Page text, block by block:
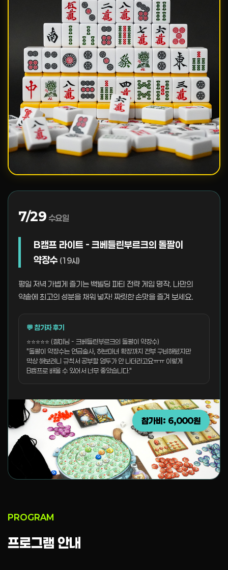
7/29 수요일
B캠프 라이트 - 크베들린부르크의 돌팔이
약장수 (19시)
평일 저녁 가볍게 즐기는 백빌딩 파티 전략 게임 명작. 나만의
약솥에 최고의 성분을 채워 넣자! 짜릿한 손맛을 즐겨 보세요.
💬 참가자 후기
⭐⭐⭐⭐⭐ (절미님 - 크베들린부르크의 돌팔이 약장수)
"돌팔이 약장수는 연금술사, 허브마녀 확장까지 전부 구비해뒀지만
막상 해보려니 규칙서 공부할 엄두가 안 나더라고요ㅠㅠ 이렇게
B캠프로 배울 수 있어서 너무 좋았습니다."
참가비: 6,000원
PROGRAM
프로그램 안내